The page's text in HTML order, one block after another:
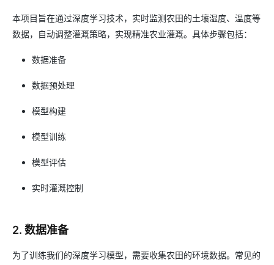
本项目旨在通过深度学习技术，实时监测农田的土壤湿度、温度等
数据，自动调整灌溉策略，实现精准农业灌溉。具体步骤包括：
数据准备
数据预处理
模型构建
模型训练
模型评估
实时灌溉控制
2. 数据准备
为了训练我们的深度学习模型，需要收集农田的环境数据。常见的